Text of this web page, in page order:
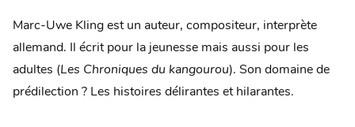
Marc-Uwe Kling est un auteur, compositeur, interprète
allemand. Il écrit pour la jeunesse mais aussi pour les
adultes (Les Chroniques du kangourou). Son domaine de
prédilection ? Les histoires délirantes et hilarantes.